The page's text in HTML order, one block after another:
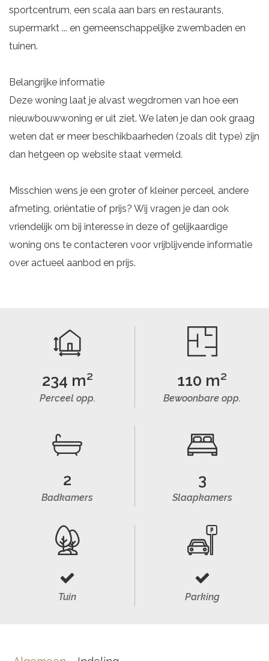
sportcentrum, een scala aan bars en restaurants,
supermarkt ... en gemeenschappelijke zwembaden en
tuinen.
Belangrijke informatie
Deze woning laat je alvast wegdromen van hoe een
nieuwbouwwoning er uit ziet. We laten je dan ook graag
weten dat er meer beschikbaarheden (zoals dit type) zijn
dan hetgeen op website staat vermeld.
Misschien wens je een groter of kleiner perceel, andere
afmeting, oriëntatie of prijs? Wij vragen je dan ook
vriendelijk om bij interesse in deze of gelijkaardige
woning ons te contacteren voor vrijblijvende informatie
over actueel aanbod en prijs.
234 m²
Perceel opp.
110 m²
Bewoonbare opp.
2
Badkamers
3
Slaapkamers
Tuin Parking